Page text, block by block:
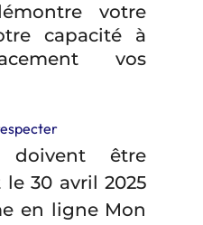
votre
capacité à
vos
doivent être
30 avril 2025
en ligne Mon